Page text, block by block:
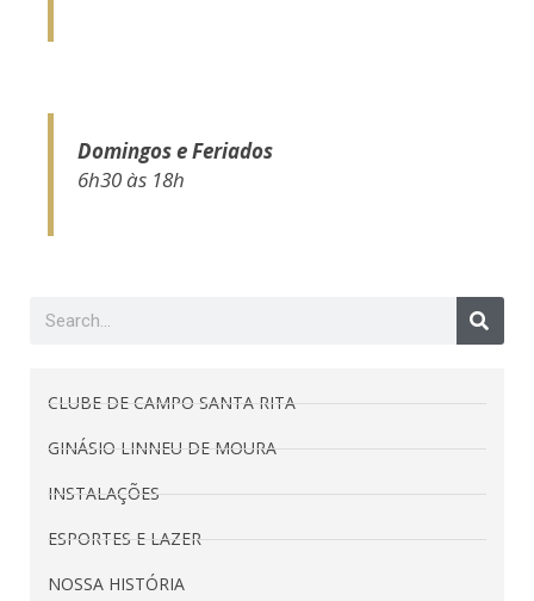
Domingos e Feriados
6h30 às 18h
CLUBE DE CAMPO SANTA RITA
GINÁSIO LINNEU DE MOURA
INSTALAÇÕES
ESPORTES E LAZER
NOSSA HISTÓRIA